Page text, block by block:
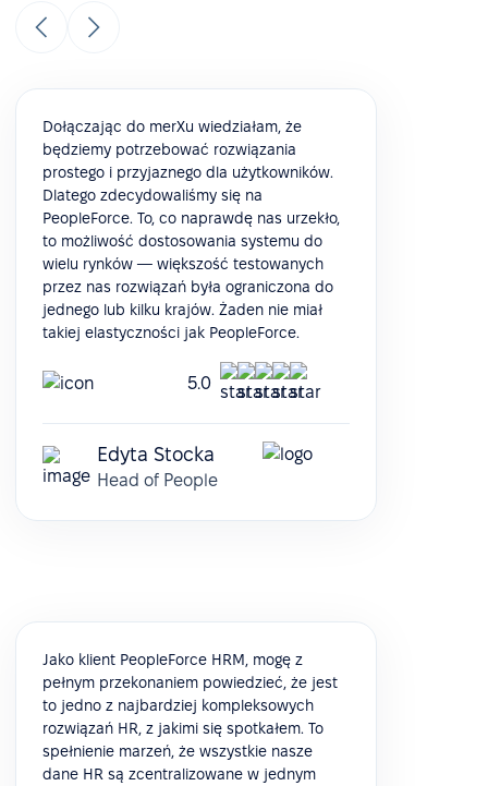
Dołączając do merXu wiedziałam, że
będziemy potrzebować rozwiązania
prostego i przyjaznego dla użytkowników.
Dlatego zdecydowaliśmy się na
PeopleForce. To, co naprawdę nas urzekło,
to możliwość dostosowania systemu do
wielu rynków — większość testowanych
przez nas rozwiązań była ograniczona do
jednego lub kilku krajów. Żaden nie miał
takiej elastyczności jak PeopleForce.
5.0
Edyta Stocka
Head of People
Jako klient PeopleForce HRM, mogę z
pełnym przekonaniem powiedzieć, że jest
to jedno z najbardziej kompleksowych
rozwiązań HR, z jakimi się spotkałem. To
spełnienie marzeń, że wszystkie nasze
dane HR są zcentralizowane w jednym